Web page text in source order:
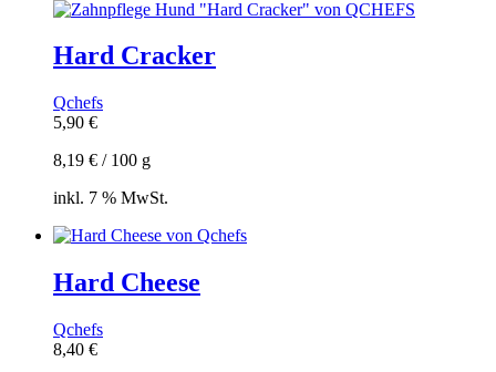
Hard Cracker
Qchefs
5,90 €
8,19 € / 100 g
inkl. 7 % MwSt.
Hard Cheese
Qchefs
8,40 €